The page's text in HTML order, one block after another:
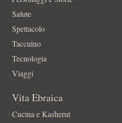
Salute
Spettacolo
Taccuino
Tecnologia
Viaggi
Vita Ebraica
Cucina e Kasherut